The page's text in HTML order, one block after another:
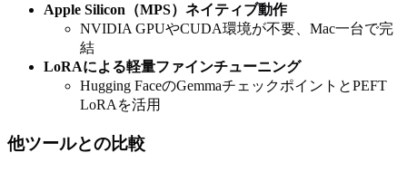
Apple Silicon（MPS）ネイティブ動作
NVIDIA GPUやCUDA環境が不要、Mac一台で完
結
LoRAによる軽量ファインチューニング
Hugging FaceのGemmaチェックポイントとPEFT
LoRAを活用
他ツールとの比較